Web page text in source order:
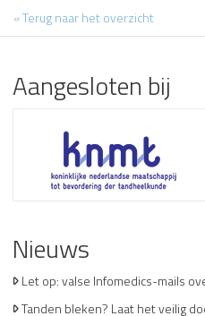
« Terug naar het overzicht
Aangesloten bij
Nieuws
Let op: valse Infomedics-mails
Tanden bleken? Laat het veilig